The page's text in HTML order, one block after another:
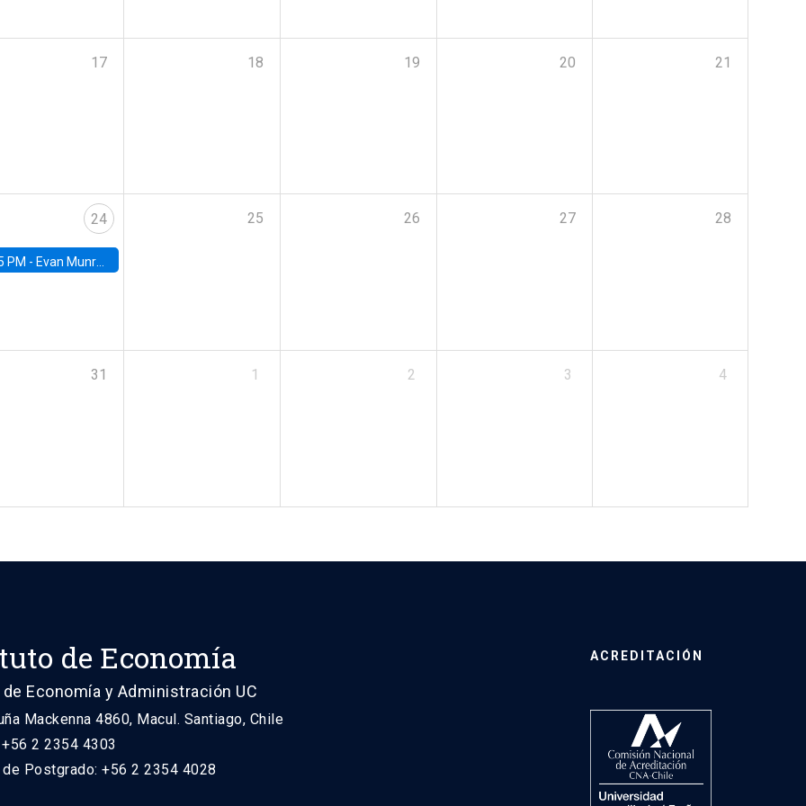
17 18 19 20 21
24
PM - Evan Munro, Neyman Visiting Assistant Professor in the Department of Statistics at UC Berkeley
25 26 27 28
31 1 2 3 4
de Economía
Economía y Administración UC
Mackenna 4860, Macul. Santiago, Chile
2 2354 4303
Postgrado: +56 2 2354 4028
ACREDITACIÓN